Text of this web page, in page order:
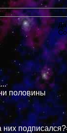
половины
них